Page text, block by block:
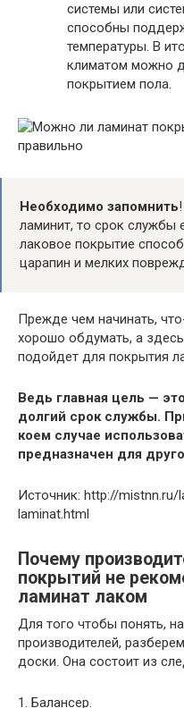
системы или
способны
температуры. В
климатом можно
покрытием пола.
Необходимо запомнить
ламинит, то срок службы
лаковое покрытие
царапин и мелких
Прежде чем начинать,
хорошо обдумать, а
подойдет для покрытия
Ведь главная цель —
долгий срок службы.
коем случае
предназначен для
Источник: http://
laminat.html
Почему
покрытий не
ламинат лаком
Для того чтобы понять,
производителей,
доски. Она состоит из
1. Балансер.